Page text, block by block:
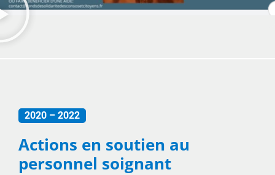
2020 – 2022
Actions en soutien au
personnel soignant